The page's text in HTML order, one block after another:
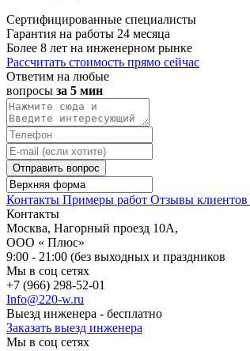
Сертифицированные специалисты
Гарантия на работы 24 месяца
Более 8 лет на инженерном рынке
Рассчитать стоимость прямо сейчас
Ответим на любые
вопросы за 5 мин
Отправить вопрос
Контакты Примеры работ Отзывы клиентов
Контакты
Москва, Нагорный проезд 10А,
ООО « Плюс»
9:00 - 21:00 (без выходных и праздников
Мы в соц сетях
+7 (966) 298-52-01
Info@220-w.ru
Выезд инженера - бесплатно
Заказать выезд инженера
Мы в соц сетях